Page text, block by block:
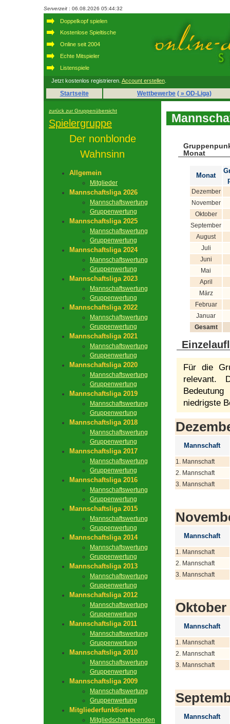
Serverzeit : 06.08.2026 05:44:32
Doppelkopf spielen
Kostenlose Spieltische
Online seit 2004
Echte Mitspieler
Listenspiele
Jetzt kostenlos registrieren. Account erstellen.
Startseite Wettbewerbe ( » OD-Liga)
zurück zur Gruppenübersicht
Spielergruppe
Der nonblonde
Wahnsinn
Allgemein
Mitglieder
Mannschaftsliga 2026
Mannschaftswertung
Gruppenwertung
Mannschaftsliga 2025
Mannschaftswertung
Gruppenwertung
Mannschaftsliga 2024
Mannschaftswertung
Gruppenwertung
Mannschaftsliga 2023
Mannschaftswertung
Gruppenwertung
Mannschaftsliga 2022
Mannschaftswertung
Gruppenwertung
Mannschaftsliga 2021
Mannschaftswertung
Gruppenwertung
Mannschaftsliga 2020
Mannschaftswertung
Gruppenwertung
Mannschaftsliga 2019
Mannschaftswertung
Gruppenwertung
Mannschaftsliga 2018
Mannschaftswertung
Gruppenwertung
Mannschaftsliga 2017
Mannschaftswertung
Gruppenwertung
Mannschaftsliga 2016
Mannschaftswertung
Gruppenwertung
Mannschaftsliga 2015
Mannschaftswertung
Gruppenwertung
Mannschaftsliga 2014
Mannschaftswertung
Gruppenwertung
Mannschaftsliga 2013
Mannschaftswertung
Gruppenwertung
Mannschaftsliga 2012
Mannschaftswertung
Gruppenwertung
Mannschaftsliga 2011
Mannschaftswertung
Gruppenwertung
Mannschaftsliga 2010
Mannschaftswertung
Gruppenwertung
Mannschaftsliga 2009
Mannschaftswertung
Gruppenwertung
Mitgliederfunktionen
Mitgliedschaft beenden
Monat
Monat
Dezember
November
Oktober
September
August
Juli
Juni
Mai
April
März
Februar
Januar
Gesamt
Für die
relevant.
niedrigste
Mannschaft
1. Mannschaft
2. Mannschaft
3. Mannschaft
Mannschaft
1. Mannschaft
2. Mannschaft
3. Mannschaft
Oktober
Mannschaft
1. Mannschaft
2. Mannschaft
3. Mannschaft
Mannschaft